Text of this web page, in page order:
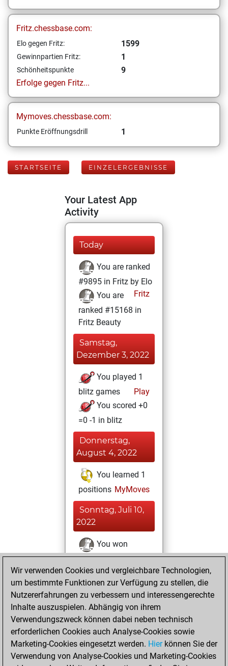
Fritz.chessbase.com:
Elo gegen Fritz: 1599
Gewinnpartien Fritz: 1
Schönheitspunkte
9
Erfolge gegen Fritz...
Mymoves.chessbase.com:
Punkte Eröffnungsdrill 1
STARTSEITE EINZELERGEBNISSE
Your Latest App
Activity
Today
You are ranked
#9895 in Fritz by Elo
Fritz
You are
ranked #15168 in
Fritz Beauty
Samstag,
Dezember 3, 2022
You played 1
blitz games
Play
You scored +0
=0 -1 in blitz
Donnerstag,
August 4, 2022
You learned 1
positions MyMoves
Sonntag, Juli 10,
2022
You won
against Fritz
Fritz
You achieved a
BeautyScore of 9
new Elo of 1599
Samstag,
September 18,
2021
Wir verwenden Cookies und vergleichbare Technologien,
um bestimmte Funktionen zur Verfügung zu stellen, die
Nutzererfahrungen zu verbessern und interessengerechte
Inhalte auszuspielen. Abhängig von ihrem
Verwendungszweck können dabei neben technisch
erforderlichen Cookies auch Analyse-Cookies sowie
Marketing-Cookies eingesetzt werden. Hierkönnen Sie der
Verwendung von Analyse-Cookies und Marketing-Cookies